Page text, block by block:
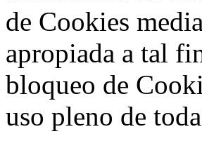
de Cookies
apropiada a tal
bloqueo de
uso pleno de